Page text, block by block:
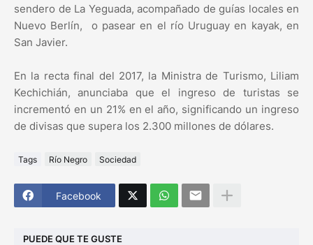
sendero de La Yeguada, acompañado de guías locales en
Nuevo Berlín, o pasear en el río Uruguay en kayak, en
San Javier.
En la recta final del 2017, la Ministra de Turismo, Liliam
Kechichián, anunciaba que el ingreso de turistas se
incrementó en un 21% en el año, significando un ingreso
de divisas que supera los 2.300 millones de dólares.
Tags Río Negro Sociedad
Facebook
PUEDE QUE TE GUSTE